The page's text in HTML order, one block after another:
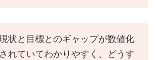
状と目標とのギャップが数値化
されていてわかりやすく、どうす